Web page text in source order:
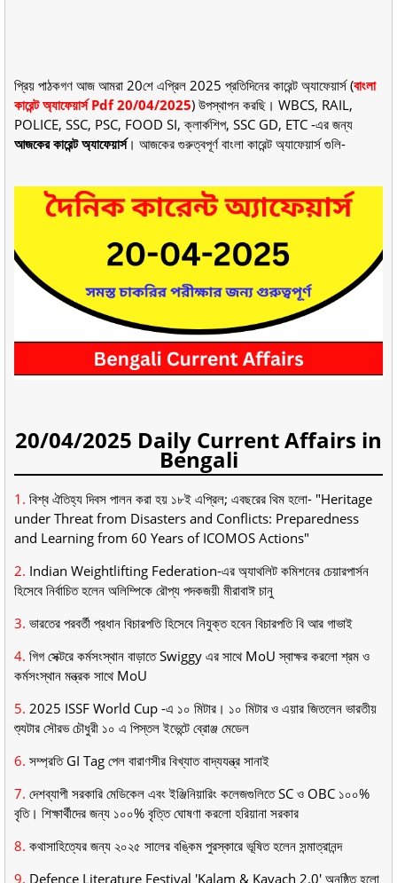
প্রিয় পাঠকগণ আজ আমরা 20শে এপ্রিল 2025 প্রতিদিনের কারেন্ট অ্যাফেয়ার্স (বাংলা
কারেন্ট অ্যাফেয়ার্স Pdf 20/04/2025) উপস্থাপন করছি। WBCS, RAIL,
POLICE, SSC, PSC, FOOD SI, ক্লার্কশিপ, SSC GD, ETC -এর জন্য
আজকের কারেন্ট অ্যাফেয়ার্স। আজকের গুরুত্বপূর্ণ বাংলা কারেন্ট অ্যাফেয়ার্স গুলি-
20/04/2025 Daily Current Affairs in
Bengali
1. বিশ্ব ঐতিহ্য দিবস পালন করা হয় ১৮ই এপ্রিল; এবছরের থিম হলো- "Heritage
under Threat from Disasters and Conflicts: Preparedness
and Learning from 60 Years of ICOMOS Actions"
2. Indian Weightlifting Federation-এর অ্যাথলিট কমিশনের চেয়ারপার্সন
হিসেবে নির্বাচিত হলেন অলিম্পিকে রৌপ্য পদকজয়ী মীরাবাঈ চানু
3. ভারতের পরবর্তী প্রধান বিচারপতি হিসেবে নিযুক্ত হবেন বিচারপতি বি আর গাভাই
4. গিগ সেক্টরে কর্মসংস্থান বাড়াতে Swiggy এর সাথে MoU স্বাক্ষর করলো শ্রম ও
কর্মসংস্থান মন্ত্রক সাথে MoU
5. 2025 ISSF World Cup -এ ১০ মিটার। ১০ মিটার ও এয়ার জিতলেন ভারতীয়
শ্যুটার সৌরভ চৌধুরী ১০ এ পিস্তল ইভেন্টে ব্রোঞ্জ মেডেল
6. সম্প্রতি GI Tag পেল বারাণসীর বিখ্যাত বাদ্যযন্ত্র সানাই
7. দেশব্যাপী সরকারি মেডিকেল এবং ইঞ্জিনিয়ারিং কলেজগুলিতে SC ও OBC ১০০%
বৃতি। শিক্ষার্থীদের জন্য ১০০% বৃত্তি ঘোষণা করলো হরিয়ানা সরকার
8. কথাসাহিত্যের জন্য ২০২৫ সালের বঙ্কিম পুরস্কারে ভূষিত হলেন সন্মাত্রানন্দ
9. Defence Literature Festival 'Kalam & Kavach 2.0' অনুষ্ঠিত হলো